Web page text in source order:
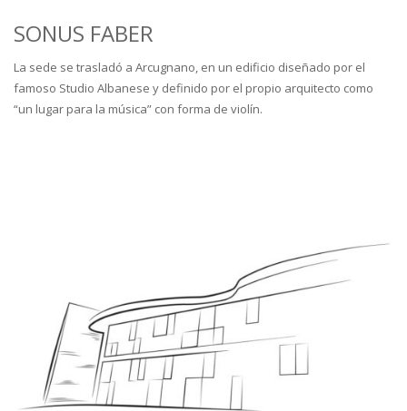
SONUS FABER
La sede se trasladó a Arcugnano, en un edificio diseñado por el
famoso Studio Albanese y definido por el propio arquitecto como
“un lugar para la música” con forma de violín.